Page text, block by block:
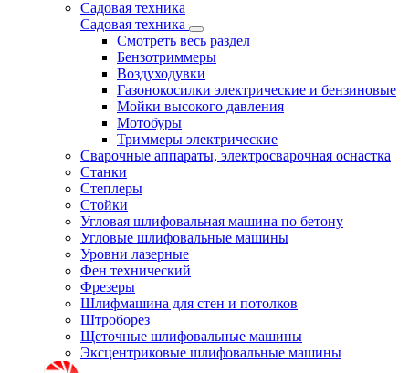
Садовая техника
Садовая техника
Смотреть весь раздел
Бензотриммеры
Воздуходувки
Газонокосилки электрические и бензиновые
Мойки высокого давления
Мотобуры
Триммеры электрические
Сварочные аппараты, электросварочная оснастка
Станки
Степлеры
Стойки
Угловая шлифовальная машина по бетону
Угловые шлифовальные машины
Уровни лазерные
Фен технический
Фрезеры
Шлифмашина для стен и потолков
Штроборез
Щеточные шлифовальные машины
Эксцентриковые шлифовальные машины